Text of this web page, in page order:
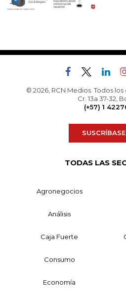
© 2026, RCN Medios. Todos
Cr. 13a 37-32,
(+57) 1
SUSCRÍBASE
TODAS LAS
Agronegocios
Análisis
Caja Fuerte
Consumo
Economía